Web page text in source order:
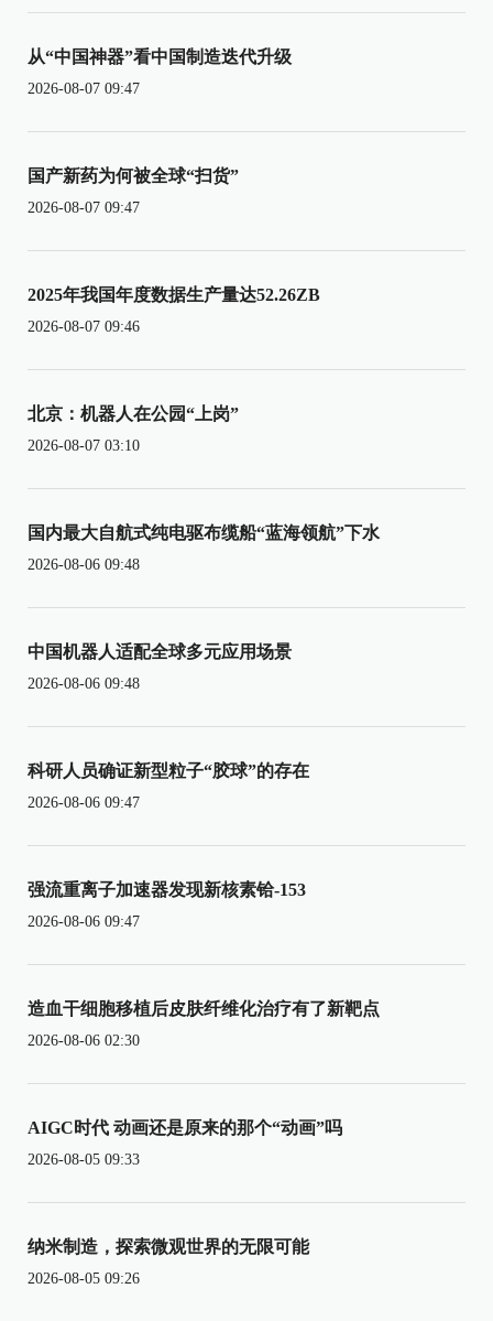
从“中国神器”看中国制造迭代升级
2026-08-07 09:47
国产新药为何被全球“扫货”
2026-08-07 09:47
2025年我国年度数据生产量达52.26ZB
2026-08-07 09:46
北京：机器人在公园“上岗”
2026-08-07 03:10
国内最大自航式纯电驱布缆船“蓝海领航”下水
2026-08-06 09:48
中国机器人适配全球多元应用场景
2026-08-06 09:48
科研人员确证新型粒子“胶球”的存在
2026-08-06 09:47
强流重离子加速器发现新核素铪-153
2026-08-06 09:47
造血干细胞移植后皮肤纤维化治疗有了新靶点
2026-08-06 02:30
AIGC时代 动画还是原来的那个“动画”吗
2026-08-05 09:33
纳米制造，探索微观世界的无限可能
2026-08-05 09:26